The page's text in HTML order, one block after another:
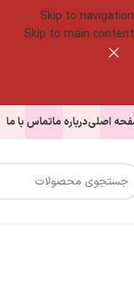
Skip to navigation
Skip to main content
اصلیدرباره ماتماس با ما